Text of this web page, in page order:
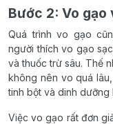
Bước 2: Vo
Quá trình vo gạo
người thích vo gạo
và thuốc trừ sâu. Thế
không nên vo quá
tinh bột và dinh
Việc vo gạo rất đơn